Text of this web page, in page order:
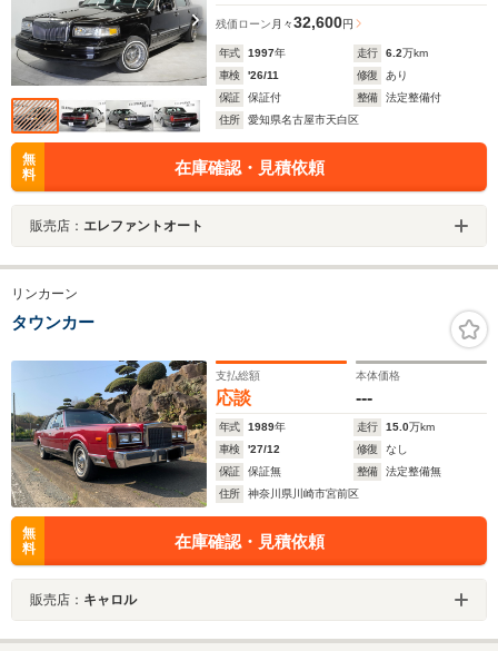
残価ローン 月々32,600円
年式 1997年 走行 6.2万km
車検
'26/11 修復
あり
保証
保証付 整備
法定整備付
住所
愛知県名古屋市天白区
無
料
在庫確認・見積依頼
販売店： エレファントオート
リンカーン
タウンカー
支払総額
応談
本体価格
---
年式 1989年 走行 15.0万km
車検
'27/12 修復
なし
保証
保証無 整備
法定整備無
住所
神奈川県川崎市宮前区
無
料
在庫確認・見積依頼
販売店： キャロル